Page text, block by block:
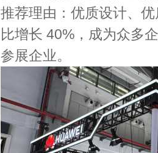
推荐理由：优质设计、
比增长 40%，成为众多
参展企业。